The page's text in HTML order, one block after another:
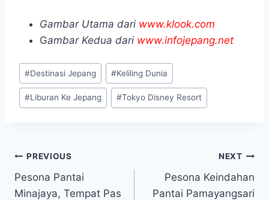
Gambar Utama dari www.klook.com
Gambar Kedua dari www.infojepang.net
Post
Tags:
#Destinasi Jepang #Keliling Dunia
#Liburan Ke Jepang #Tokyo Disney Resort
Post
navigation
PREVIOUS
Pesona Pantai
Minajaya, Tempat Pas
NEXT
Pesona Keindahan
Pantai Pamayangsari